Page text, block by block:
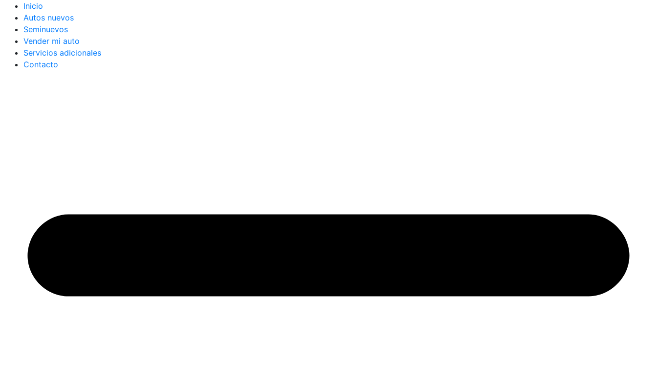
contenido
Inicio
Autos nuevos
Seminuevos
Vender mi auto
Servicios adicionales
Contacto